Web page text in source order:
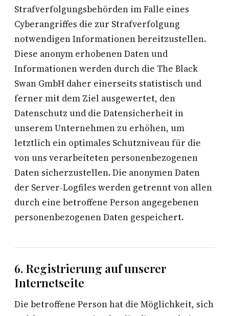
Strafverfolgungsbehörden im Falle eines
Cyberangriffes die zur Strafverfolgung
notwendigen Informationen bereitzustellen.
Diese anonym erhobenen Daten und
Informationen werden durch die The Black
Swan GmbH daher einerseits statistisch und
ferner mit dem Ziel ausgewertet, den
Datenschutz und die Datensicherheit in
unserem Unternehmen zu erhöhen, um
letztlich ein optimales Schutzniveau für die
von uns verarbeiteten personenbezogenen
Daten sicherzustellen. Die anonymen Daten
der Server-Logfiles werden getrennt von allen
durch eine betroffene Person angegebenen
personenbezogenen Daten gespeichert.
6. Registrierung auf unserer
Internetseite
Die betroffene Person hat die Möglichkeit, sich